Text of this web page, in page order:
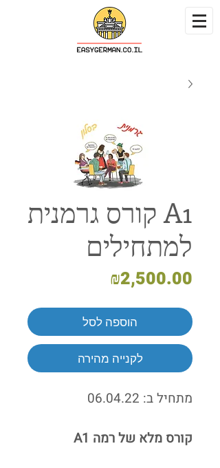
A1 קורס גרמנית
למתחילים
₪2,500.00
הוספה לסל
לקנייה מהירה
מתחיל ב: 06.04.22
קורס מלא של רמה A1